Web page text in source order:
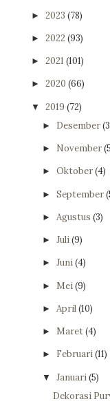
► 2023 (78)
► 2022 (93)
► 2021 (101)
► 2020 (66)
▼ 2019 (72)
► Desember
► November
► Oktober(4)
► September
► Agustus (3)
► Juli(9)
► Juni(4)
► Mei(9)
► April(10)
► Maret(4)
► Februari(11)
▼ Januari(5)
Dekorasi